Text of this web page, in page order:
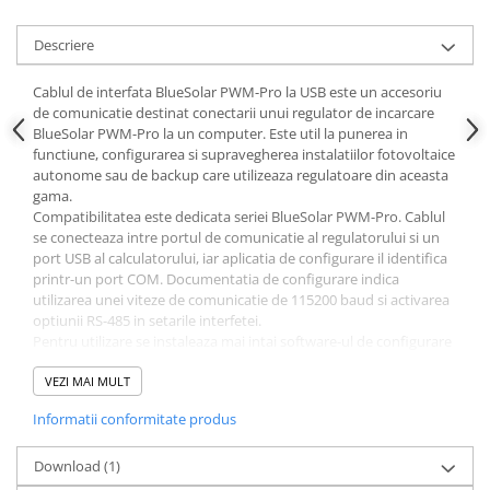
Descriere
Cablul de interfata BlueSolar PWM-Pro la USB este un accesoriu
de comunicatie destinat conectarii unui regulator de incarcare
BlueSolar PWM-Pro la un computer. Este util la punerea in
functiune, configurarea si supravegherea instalatiilor fotovoltaice
autonome sau de backup care utilizeaza regulatoare din aceasta
gama.
Compatibilitatea este dedicata seriei BlueSolar PWM-Pro. Cablul
se conecteaza intre portul de comunicatie al regulatorului si un
port USB al calculatorului, iar aplicatia de configurare il identifica
printr-un port COM. Documentatia de configurare indica
utilizarea unei viteze de comunicatie de 115200 baud si activarea
optiunii RS-485 in setarile interfetei.
identifica numarul portului COM alocat in sistemul de operare si
este recomandata conectarea unui singur regulator, urmata de
configurarea separata a celorlalte unitati.
Prin conexiunea la PC pot fi consultate datele sistemului si
VEZI MAI MULT
Informatii conformitate produs
Download (1)